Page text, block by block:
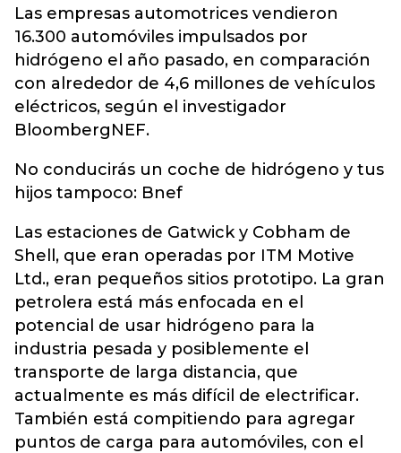
Las empresas automotrices vendieron
16.300 automóviles impulsados ​​por
hidrógeno el año pasado, en comparación
con alrededor de 4,6 millones de vehículos
eléctricos, según el investigador
BloombergNEF.
No conducirás un coche de hidrógeno y tus
hijos tampoco: Bnef
Las estaciones de Gatwick y Cobham de
Shell, que eran operadas por ITM Motive
Ltd., eran pequeños sitios prototipo. La gran
petrolera está más enfocada en el
potencial de usar hidrógeno para la
industria pesada y posiblemente el
transporte de larga distancia, que
actualmente es más difícil de electrificar.
También está compitiendo para agregar
puntos de carga para automóviles, con el